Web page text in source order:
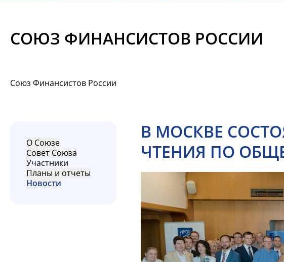
СОЮЗ ФИНАНСИСТОВ РОССИИ
Союз Финансистов России
О Союзе
Совет Союза
Участники
Планы и отчеты
Новости
В МОСКВЕ
ЧТЕНИЯ ПО